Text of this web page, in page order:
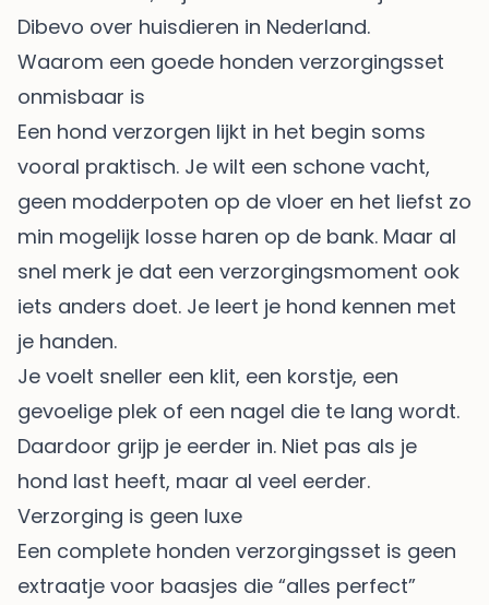
Dibevo over huisdieren in Nederland.
Waarom een goede honden verzorgingsset
onmisbaar is
Een hond verzorgen lijkt in het begin soms
vooral praktisch. Je wilt een schone vacht,
geen modderpoten op de vloer en het liefst zo
min mogelijk losse haren op de bank. Maar al
snel merk je dat een verzorgingsmoment ook
iets anders doet. Je leert je hond kennen met
je handen.
Je voelt sneller een klit, een korstje, een
gevoelige plek of een nagel die te lang wordt.
Daardoor grijp je eerder in. Niet pas als je
hond last heeft, maar al veel eerder.
Verzorging is geen luxe
Een complete honden verzorgingsset is geen
extraatje voor baasjes die “alles perfect”